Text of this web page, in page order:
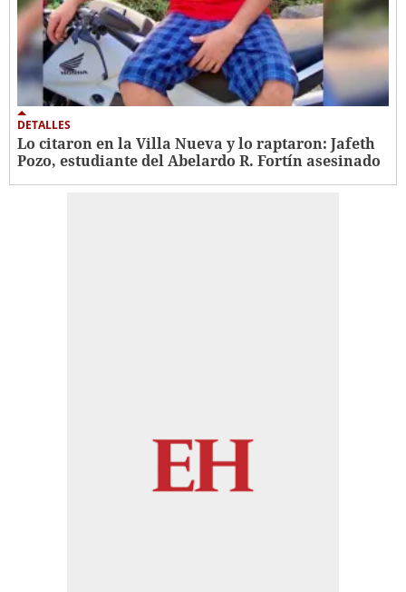
DETALLES
Lo citaron en la Villa Nueva y lo raptaron: Jafeth
Pozo, estudiante del Abelardo R. Fortín asesinado